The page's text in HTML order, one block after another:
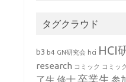
タグクラウド
b3 b4 GN研究会 hci HCI
research コミック コミッ
了生 修士卒業生 参